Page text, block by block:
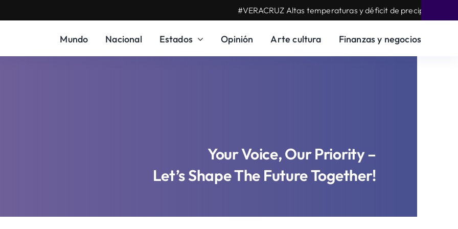
#VERACRUZ Altas temperaturas y déficit de precipitación,
Mundo Nacional Estados Opinión Arte cultura Finanzas y negocios
Your Voice, Our Priority –
Let’s Shape The Future Together!